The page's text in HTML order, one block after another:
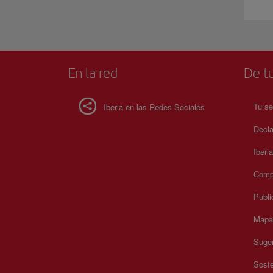
En la red
Iberia en las Redes Sociales
De
Tu